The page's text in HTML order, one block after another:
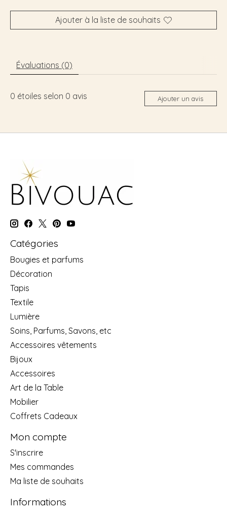
Ajouter à la liste de souhaits
Évaluations (0)
0 étoiles selon 0 avis Ajouter un avis
Catégories
Bougies et parfums
Décoration
Tapis
Textile
Lumière
Soins, Parfums, Savons, etc
Accessoires vêtements
Bijoux
Accessoires
Art de la Table
Mobilier
Coffrets Cadeaux
Mon compte
S'inscrire
Mes commandes
Ma liste de souhaits
Informations